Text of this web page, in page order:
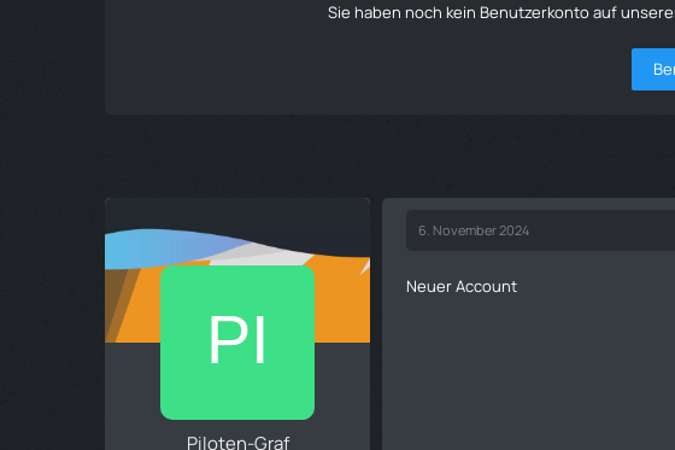
Sie haben noch kein Benutzerkonto auf
Piloten-Graf
6. November 2024
Neuer Account